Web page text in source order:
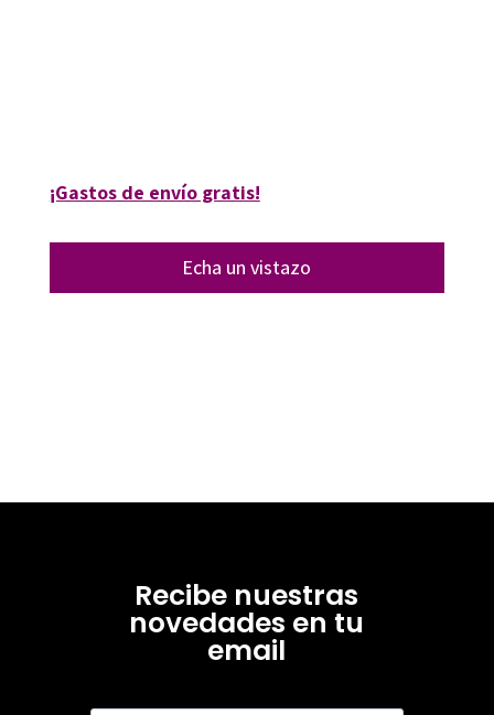
¡Gastos de envío gratis!
Echa un vistazo
Recibe nuestras
novedades en tu
email